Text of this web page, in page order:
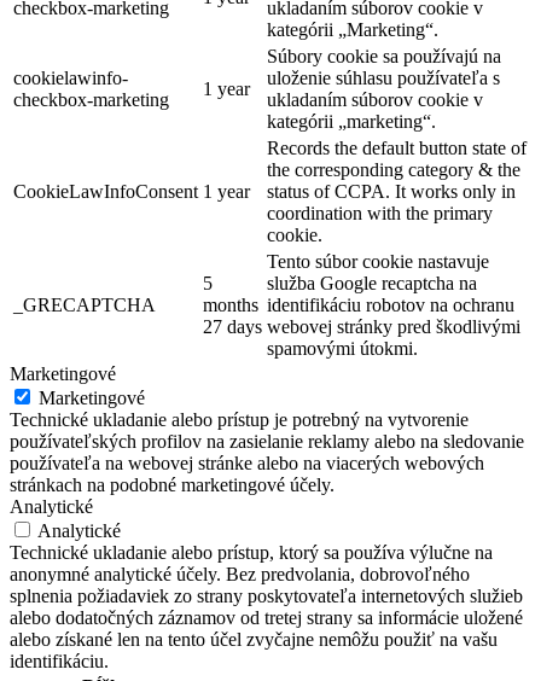
checkbox-marketing
ukladaním súborov cookie v
kategórii „Marketing“.
cookielawinfo-
checkbox-marketing
1 year
Súbory cookie sa používajú na
uloženie súhlasu používateľa s
ukladaním súborov cookie v
kategórii „marketing“.
CookieLawInfoConsent 1 year
Records the default button state of
the corresponding category & the
status of CCPA. It works only in
coordination with the primary
cookie.
_GRECAPTCHA
5
months
27 days
Tento súbor cookie nastavuje
služba Google recaptcha na
identifikáciu robotov na ochranu
webovej stránky pred škodlivými
spamovými útokmi.
Marketingové
Marketingové
Technické ukladanie alebo prístup je potrebný na vytvorenie
používateľských profilov na zasielanie reklamy alebo na sledovanie
používateľa na webovej stránke alebo na viacerých webových
stránkach na podobné marketingové účely.
Analytické
Analytické
Technické ukladanie alebo prístup, ktorý sa používa výlučne na
anonymné analytické účely. Bez predvolania, dobrovoľného
splnenia požiadaviek zo strany poskytovateľa internetových služieb
alebo dodatočných záznamov od tretej strany sa informácie uložené
alebo získané len na tento účel zvyčajne nemôžu použiť na vašu
identifikáciu.